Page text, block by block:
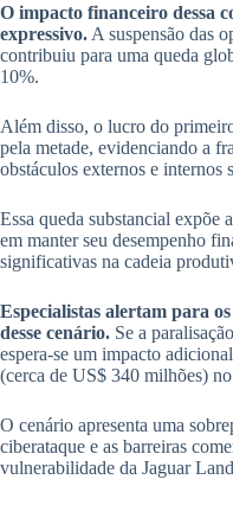
O impacto financeiro dessa
expressivo. A suspensão das
contribuiu para uma queda
10%.
Além disso, o lucro do
pela metade, evidenciando a
obstáculos externos e internos
Essa queda substancial expõe
em manter seu desempenho
significativas na cadeia
Especialistas alertam para
desse cenário. Se a
espera-se um impacto
(cerca de US$ 340 milhões)
O cenário apresenta uma
ciberataque e as barreiras
vulnerabilidade da Jaguar